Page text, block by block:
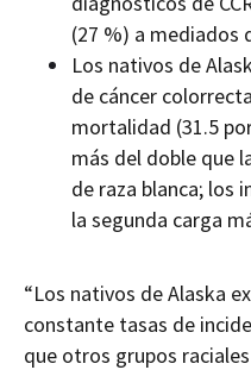
(27 %) a mediados
Los nativos de
de cáncer
mortalidad (31.5
más del doble que
de raza blanca; los
la segunda carga
“Los nativos de Alaska
constante tasas de
que otros grupos